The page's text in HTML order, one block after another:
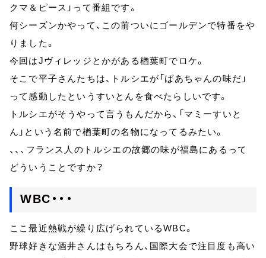
クマ＆ピース」って番組です。
何シーズンかやって、この前ついにゴールデンで特番をや
りました。
今回はJヴィレッジとかがある楢葉町でロケ。
そこで平子さんたちは、トルシエが「ばあちゃんの味だ」
って感動したというすいとんを食べたらしいです。
トルシエがそうやって言うもんだから、「マミーすいと
ん」という名前で楢葉町の名物になってるみたい。
、、、フランス人のトルシエの故郷の味が福島にあるって
どういうことですか？
WBC・・・
ここ最近熱戦が繰り広げられているWBC。
野球好きな酒井さんはもちろん、国際大会で注目度も高い